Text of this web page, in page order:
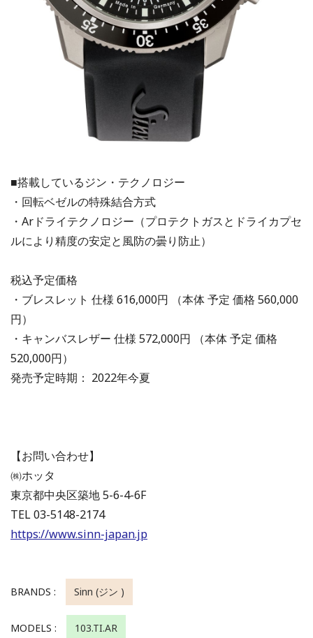
■搭載しているジン・テクノロジー
・回転ベゼルの特殊結合方式
・Arドライテクノロジー（プロテクトガスとドライカプセ
ルにより精度の安定と風防の曇り防止）
税込予定価格
・ブレスレット 仕様 616,000円 （本体 予定 価格 560,000
円）
・キャンバスレザー 仕様 572,000円 （本体 予定 価格
520,000円）
発売予定時期： 2022年今夏
【お問い合わせ】
㈱ホッタ
東京都中央区築地 5-6-4-6F
TEL 03-5148-2174
https://www.sinn-japan.jp
BRANDS : Sinn (ジン )
MODELS : 103.TI.AR